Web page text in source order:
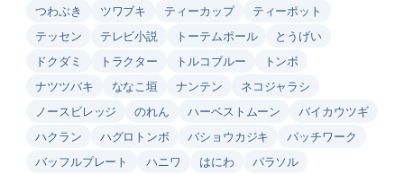
つわぶき
ツワブキ ティーカップ
ティーポット
テッセン
テレビ小説 トーテムポール
とうげい
ドクダミ
トラクター トルコブルー
トンボ
ナツツバキ
ななこ垣 ナンテン
ネコジャラシ
ノースビレッジ
のれん ハーベストムーン
バイカウツギ
ハクラン
ハグロトンボ バショウカジキ
パッチワーク
バッフルプレート
ハニワ はにわ
パラソル